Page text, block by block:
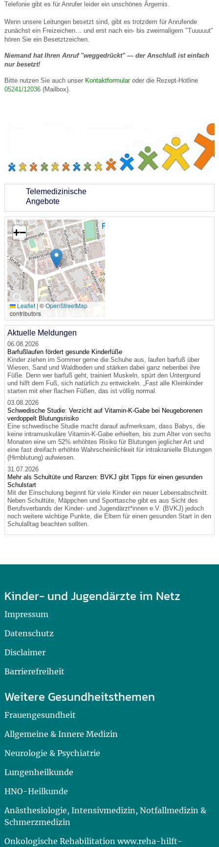
Telefonie gibt es für Anrufer leider ein unschönes Ärgernis.
Wenn unsere Leitungen besetzt sind, gibt es trotzdem für Anrufende
zunächst ein Freizeichen… und erst nach ein- bis zweimaligem "Tuuuuut"
hören Sie ein Besetztzeichen.
Niemand hat Ihren Anruf "weggedrückt" — der Anschluß ist einfach
nur besetzt!
Bitte nutzen Sie auch unser Kontaktformularoder die Rezept-Hotline
05241/12036(Mailbox).
Telemedizinische
Angebote
🔍
+−
Leaflet | ©OpenStreetMap
contributors
Aktuelle Meldungen
06.08.2026
Barfußlaufen fördert gesunde Kinderfüße
Kinder ziehen im Sommer gerne die Schuhe aus, laufen barfuß über
Wiesen, Sand und Waldboden und stärken dabei ganz nebenbei ihre
Füße. Denn wer barfuß geht, trainiert Muskeln, spürt den Untergrund
und hilft dem Fuß, sich natürlich zu entwickeln. „Fast alle Kleinkinder
starten mit eher flachen Füßen, das ist völlig normal.
03.08.2026
Schwedische Studie: Verzicht auf Vitamin-K-Gabe bei Neugeborenen
verdoppelt Blutungsrisiko
Eine schwedische Studie macht darauf aufmerksam, dass Babys, die
keine intramuskuläre Vitamin-K-Gabe erhielten, bis zum Alter von sechs
Monaten eine um 52% erhöhtes Risiko für Blutungen jeglicher Art und
eine fast dreifach erhöhte Wahrscheinlichkeit für intrakranielle Blutungen
(Hirnblutung) aufwiesen.
31.07.2026
Mehr als Schultüte und Ranzen: BVKJ gibt Tipps für einen gesunden
Schulstart
Mit der Einschulung beginnt für viele Kinder ein neuer Lebensabschnitt.
Neben Schultüte, Mäppchen und Sporttasche gibt es aus Sicht des
Berufsverbands der Kinder- und Jugendärzt*innen e.V. (BVKJ) jedoch
noch weitere wichtige Punkte, die Eltern für einen gesunden Start in den
Schulalltag beachten sollten.
Kinder- und Jugendärzte im Netz
Impressum
Datenschutz
Disclaimer
Barrierefreiheit
Weitere Gesundheitsthemen
Frauengesundheit
Allgemeine & Innere Medizin
Neurologie & Psychiatrie
Lungenheilkunde
HNO-Heilkunde
Anästhesiologie, Intensivmedizin, Notfallmedizin &
Schmerzmedizin
Onkologische Rehabilitation www.reha-hilft-